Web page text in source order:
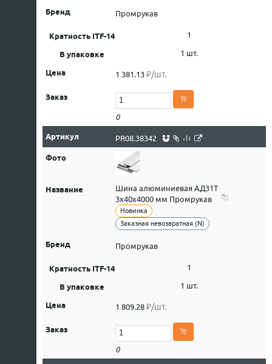
Промрукав
1
1 шт.
1 381.13 ₽/шт.
0
PR08.38342
Шина алюминиевая АД31Т
3х40х4000 мм Промрукав
Новинка
Заказная невозвратная (N)
Промрукав
1
1 шт.
1 809.28 ₽/шт.
0